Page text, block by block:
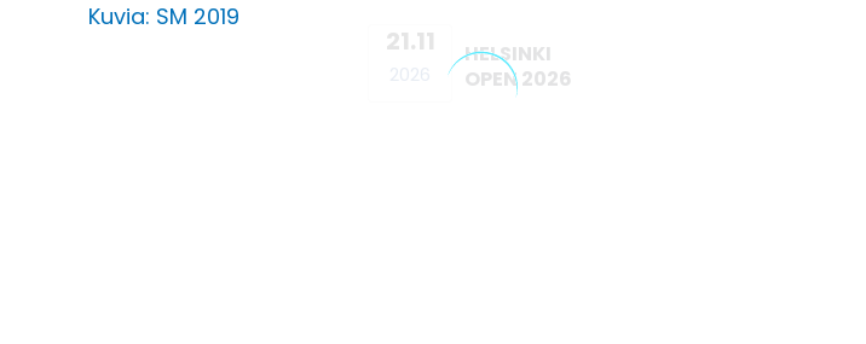
Kuvia: SM 2019
21.11
2026
HELSINKI
OPEN 2026